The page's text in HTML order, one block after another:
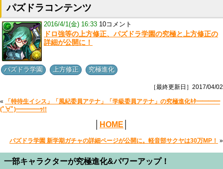
パズドラコンテンツ
2016/4/1(金) 16:33 10コメント
ドロ強等の上方修正、パズドラ学園の究極と上方修正の
詳細が公開に！
パズドラ学園 上方修正 究極進化
［最終更新日］2017/04/02
«
「特待生イシス」「風紀委員アテナ」「学級委員アテナ」の究極進化ｷﾀ━━━━
(ﾟ∀ﾟ)━━━━ｯ!!
HOME
パズドラ学園 新学期ガチャの詳細ページが公開に。軽音部サクヤは30万MP！ »
一部キャラクターが究極進化&パワーアップ！